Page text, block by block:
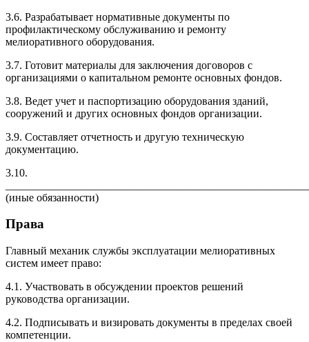
3.6. Разрабатывает нормативные документы по
профилактическому обслуживанию и ремонту
мелиоративного оборудования.
3.7. Готовит материалы для заключения договоров с
организациями о капитальном ремонте основных фондов.
3.8. Ведет учет и паспортизацию оборудования зданий,
сооружений и других основных фондов организации.
3.9. Составляет отчетность и другую техническую
документацию.
3.10.
(иные обязанности)
Права
Главный механик службы эксплуатации мелиоративных
систем имеет право:
4.1. Участвовать в обсуждении проектов решений
руководства организации.
4.2. Подписывать и визировать документы в пределах своей
компетенции.